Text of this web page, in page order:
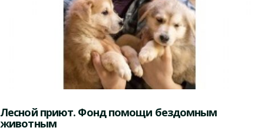
Лесной приют. Фонд помощи бездомным
животным